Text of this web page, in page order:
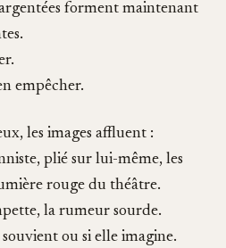
argentées forment maintenant
empêcher.
les images affluent :
plié sur lui-même, les
rouge du théâtre.
la rumeur sourde.
souvient ou si elle imagine.